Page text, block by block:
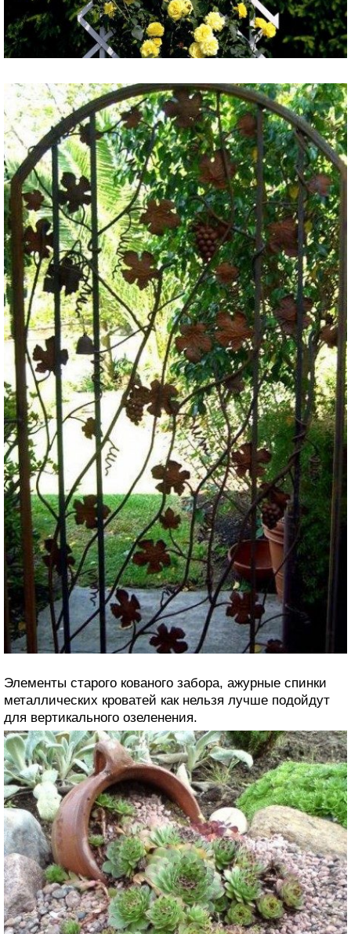
Элементы старого кованого забора, ажурные спинки
металлических кроватей как нельзя лучше подойдут
для вертикального озеленения.